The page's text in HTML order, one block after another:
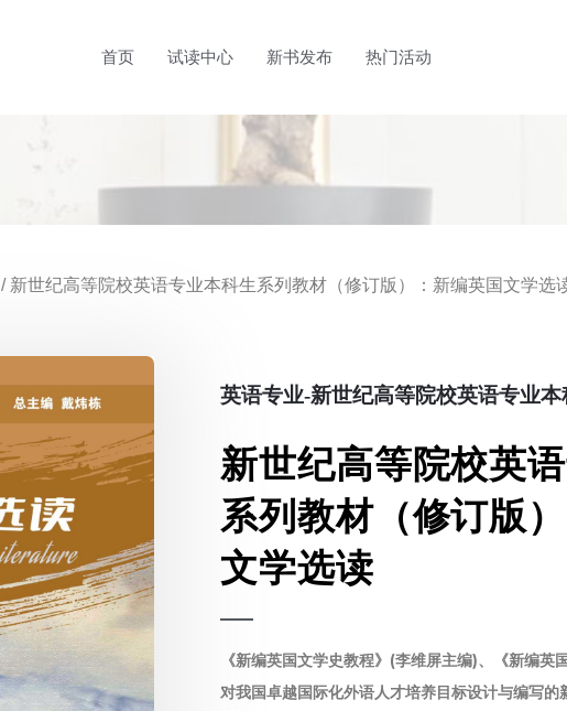
首页 试读中心 新书发布 热门活动
/ 新世纪高等院校英语专业本科生系列教材（修订版）：新编英国文学选
英语专业-新世纪高等院校英语专业
新世纪高等院校英
系列教材（修订版
文学选读
《新编英国文学史教程》(李维屏主编)、《新编英
对我国卓越国际化外语人才培养目标设计与编写